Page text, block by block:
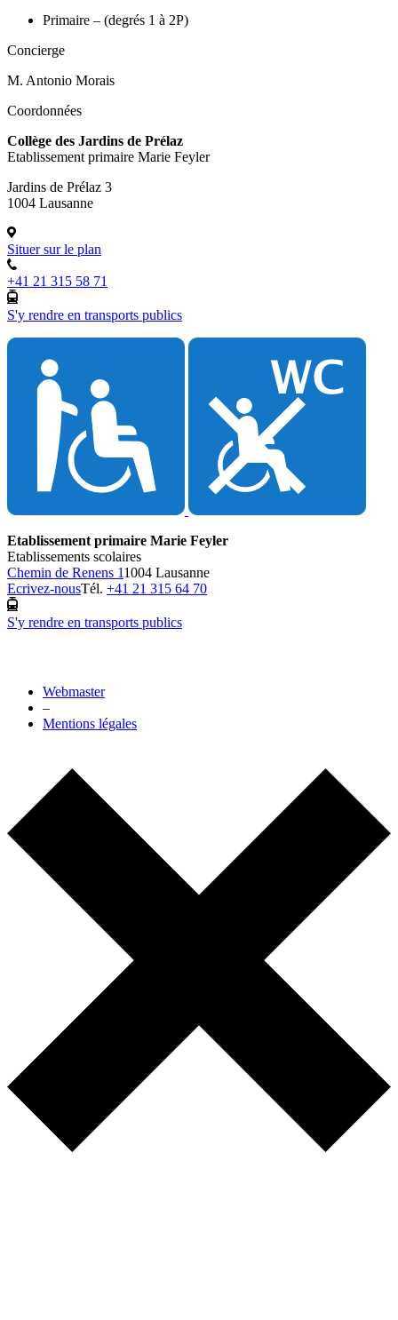
Primaire – (degrés 1 à 2P)
Concierge
M. Antonio Morais
Coordonnées
Collège des Jardins de Prélaz
Etablissement primaire Marie Feyler
Jardins de Prélaz 3
1004 Lausanne
Situer sur le plan
+41 21 315 58 71
S'y rendre en transports publics
Etablissement primaire Marie Feyler
Etablissements scolaires
Chemin de Renens 11004 Lausanne
Ecrivez-nousTél. +41 21 315 64 70
S'y rendre en transports publics
Webmaster
–
Mentions légales